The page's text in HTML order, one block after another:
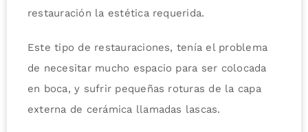
restauración la estética requerida.
Este tipo de restauraciones, tenía el problema
de necesitar mucho espacio para ser colocada
en boca, y sufrir pequeñas roturas de la capa
externa de cerámica llamadas lascas.